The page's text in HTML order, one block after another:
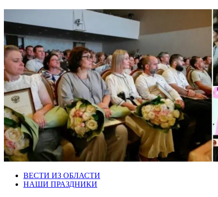
ВЕСТИ ИЗ ОБЛАСТИ
НАШИ ПРАЗДНИКИ